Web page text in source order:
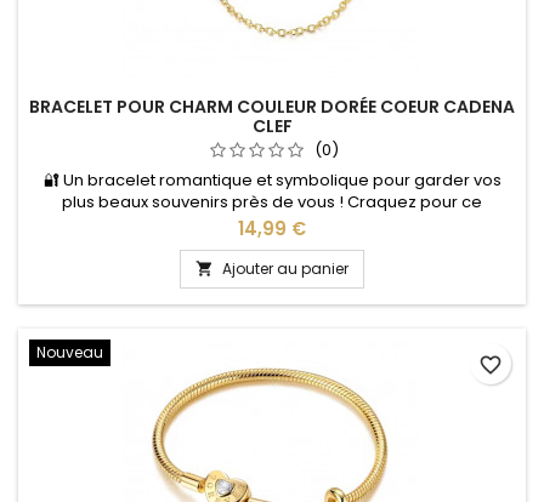
BRACELET POUR CHARM COULEUR DORÉE COEUR CADENA
CLEF
(0)
🔐 Un bracelet romantique et symbolique pour garder vos
plus beaux souvenirs près de vous ! Craquez pour ce
magnifique bracelet pour charms couleur dorée, sublimé
par un élégant motif cœur cadenas accompagné de sa clé.
Son design original et raffiné évoque l’amour, la complicité et
les liens précieux. Le détail cadenas &amp; clé apporte une
jolie...
Prix
14,99 €
 Ajouter au panier
Nouveau
favorite_border